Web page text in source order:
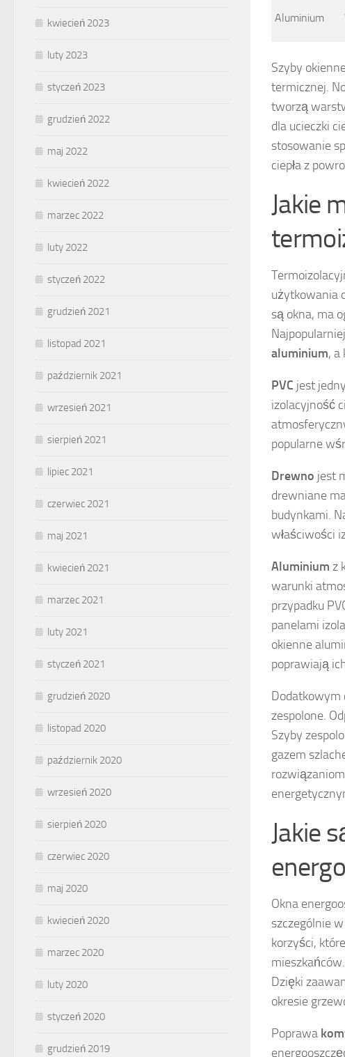
Aluminium
Szyby
termicznej.
tworzą
dla ucieczki
stosowanie
ciepła z
Jakie
użytkowania
są okna, ma
aluminium, a
PVC jest
izolacyjność
popularne
Drewno jest
drewniane
budynkami.
właściwości
Aluminium z
warunki
przypadku
panelami
okienne
poprawiają
Dodatkowym
zespolone.
Szyby
gazem
Jakie
Okna
szczególnie
korzyści,
Dzięki
okresie
Poprawa
kwiecień 2023
luty 2023
styczeń 2023
grudzień 2022
maj 2022
kwiecień 2022
marzec 2022
luty 2022
styczeń 2022
grudzień 2021
listopad 2021
październik 2021
wrzesień 2021
sierpień 2021
lipiec 2021
czerwiec 2021
maj 2021
kwiecień 2021
marzec 2021
luty 2021
styczeń 2021
grudzień 2020
listopad 2020
październik 2020
wrzesień 2020
sierpień 2020
czerwiec 2020
maj 2020
kwiecień 2020
marzec 2020
luty 2020
styczeń 2020
grudzień 2019